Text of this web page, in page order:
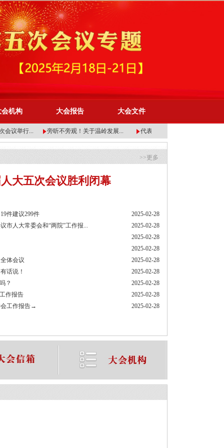
会机构 大会报告 大会文件
举行... 旁听不旁观！关于温岭发展... 代表热议的“关键词”，有...
>>更多
大五次会议胜利闭幕
2025-02-28
件建议299件
2025-02-28
市人大常委会和“两院”工作报...
2025-02-28
2025-02-28
2025-02-28
体会议
2025-02-28
话说！
2025-02-28
？
2025-02-28
作报告
2025-02-28
工作报告→